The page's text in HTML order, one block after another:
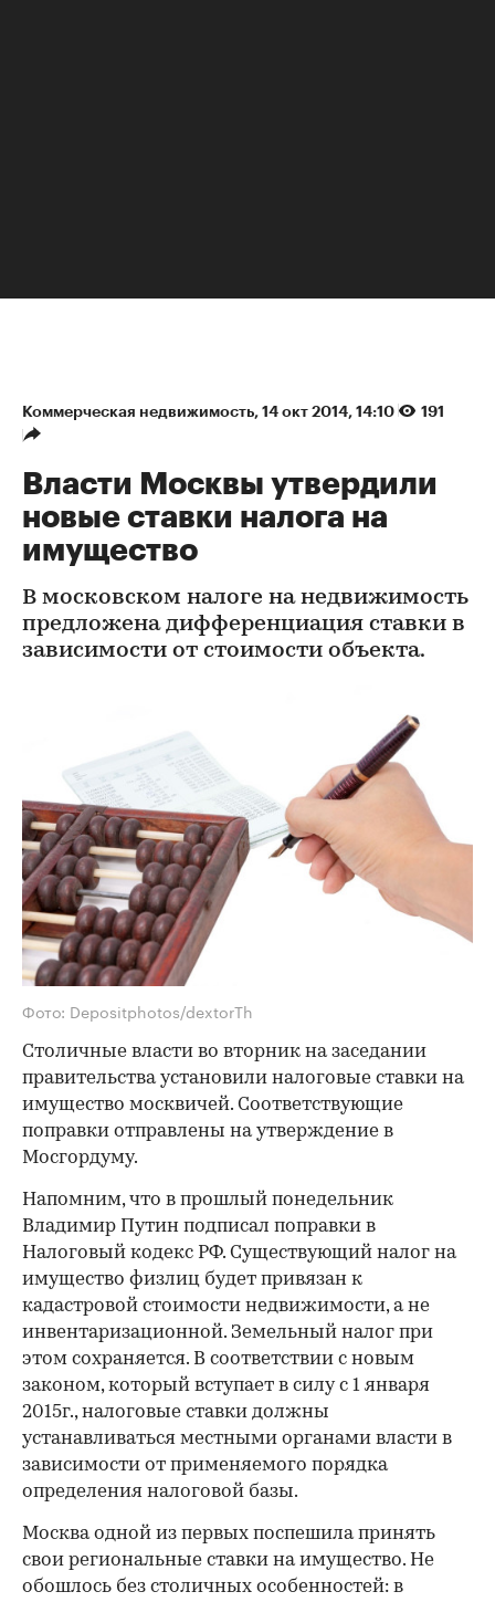
Коммерческая недвижимость⁠, 14 окт 2014, 14:10 191
Власти Москвы утвердили
новые ставки налога на
имущество
В московском налоге на недвижимость
предложена дифференциация ставки в
зависимости от стоимости объекта.
Фото: Depositphotos/dextorTh
Столичные власти во вторник на заседании
правительства установили налоговые ставки на
имущество москвичей. Соответствующие
поправки отправлены на утверждение в
Мосгордуму.
Напомним, что в прошлый понедельник
Владимир Путин подписал поправки в
Налоговый кодекс РФ. Существующий налог на
имущество физлиц будет привязан к
кадастровой стоимости недвижимости, а не
инвентаризационной. Земельный налог при
этом сохраняется. В соответствии с новым
законом, который вступает в силу с 1 января
2015г., налоговые ставки должны
устанавливаться местными органами власти в
зависимости от применяемого порядка
определения налоговой базы.
Москва одной из первых поспешила принять
свои региональные ставки на имущество. Не
обошлось без столичных особенностей: в